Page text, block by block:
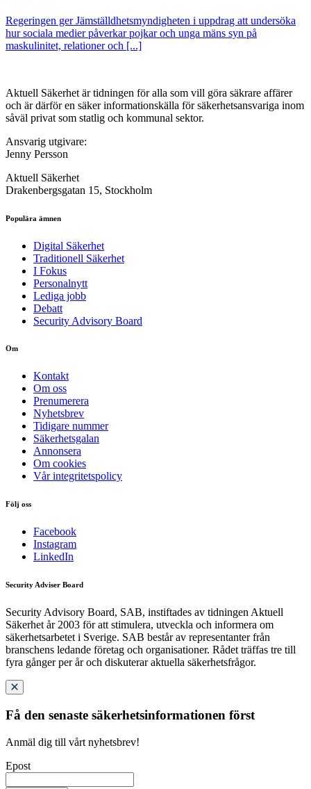
Regeringen ger Jämställdhetsmyndigheten i uppdrag att undersöka
hur sociala medier påverkar pojkar och unga mäns syn på
maskulinitet, relationer och [...]
Aktuell Säkerhet är tidningen för alla som vill göra säkrare affärer
och är därför en säker informationskälla för säkerhets­ansvariga inom
såväl privat som statlig och kommunal sektor.
Ansvarig utgivare:
Jenny Persson
Aktuell Säkerhet
Drakenbergsgatan 15, Stockholm
Populära ämnen
Digital Säkerhet
Traditionell Säkerhet
I Fokus
Personalnytt
Lediga jobb
Debatt
Security Advisory Board
Om
Kontakt
Om oss
Prenumerera
Nyhetsbrev
Tidigare nummer
Säkerhetsgalan
Annonsera
Om cookies
Vår integritetspolicy
Följ oss
Facebook
Instagram
LinkedIn
Security Adviser Board
Security Advisory Board, SAB, instiftades av tidningen Aktuell
Säkerhet år 2003 för att stimulera, utveckla och informera om
säkerhetsarbetet i Sverige. SAB består av representanter från
branschens ledande företag och organisationer. Rådet träffas tre till
fyra gånger per år och diskuterar aktuella säkerhetsfrågor.
Få den senaste säkerhetsinformationen först
Anmäl dig till vårt nyhetsbrev!
Epost